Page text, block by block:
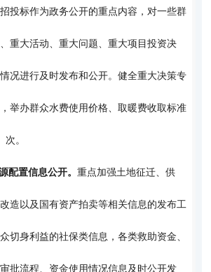
投标作为政务公开的重点内容，对一些群
重大活动、重大问题、重大项目投资决
况进行及时发布和公开。健全重大决策专
举办群众水费使用价格、取暖费收取标准
。
配置信息公开。 重点加强土地征迁、供
造以及国有资产拍卖等相关信息的发布工
切身利益的社保类信息，各类救助资金、
批流程、资金使用情况信息及时公开发